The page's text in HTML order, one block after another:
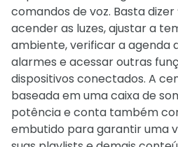
comandos de voz. Basta dizer
acender as luzes, ajustar a
ambiente, verificar a agenda
alarmes e acessar outras
dispositivos conectados. A
baseada em uma caixa de
potência e conta também
embutido para garantir uma